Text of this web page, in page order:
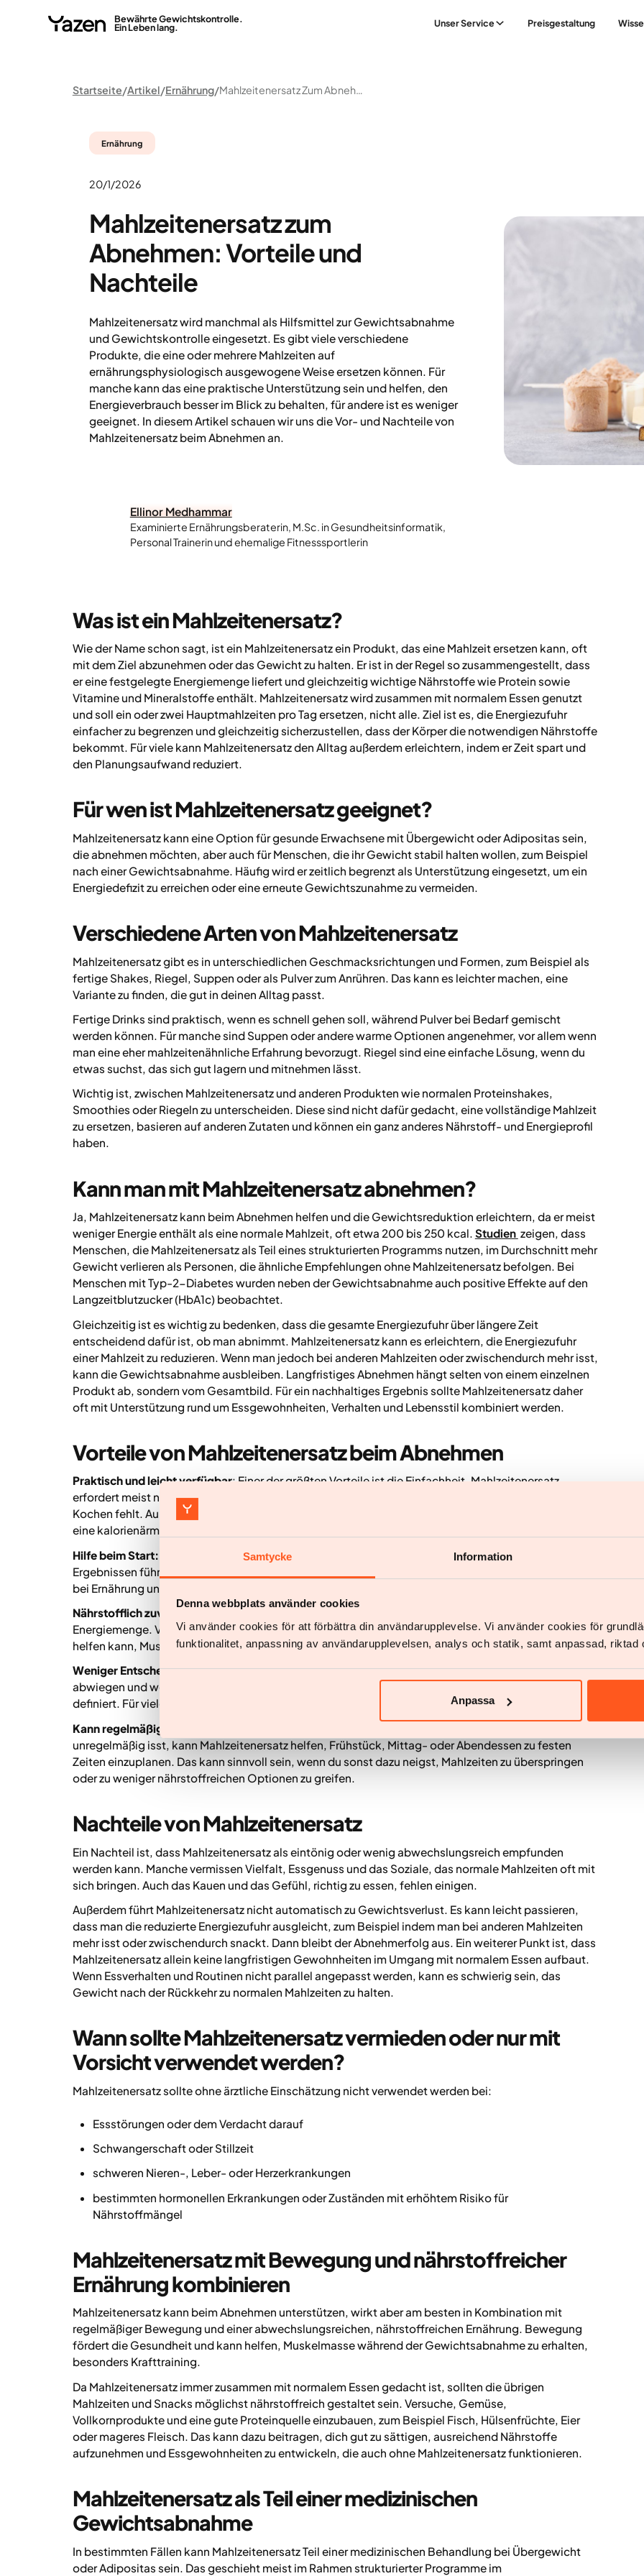
Samtycke Information
Denna webbplats använder cookies
Vi använder cookies för att förbättra din användarupplevelse. Vi använder cookies för
funktionalitet, anpassning av användarupplevelsen, analys och statik, samt anpassad, riktad
Anpassa
Bewährte Gewichtskontrolle.
Ein Leben lang. Unser Service Preisgestaltung
Startseite Artikel Ernährung Mahlzeitenersatz Zum Abnehmen: Vorteile Und Nachteile
Ernährung
20/1/2026
Mahlzeitenersatz zum
Abnehmen: Vorteile und
Nachteile
Mahlzeitenersatz wird manchmal als Hilfsmittel zur Gewichtsabnahme
und Gewichtskontrolle eingesetzt. Es gibt viele verschiedene
Produkte, die eine oder mehrere Mahlzeiten auf
ernährungsphysiologisch ausgewogene Weise ersetzen können. Für
manche kann das eine praktische Unterstützung sein und helfen, den
Energieverbrauch besser im Blick zu behalten, für andere ist es weniger
geeignet. In diesem Artikel schauen wir uns die Vor- und Nachteile von
Mahlzeitenersatz beim Abnehmen an.
Ellinor Medhammar
Examinierte Ernährungsberaterin, M.Sc. in Gesundheitsinformatik,
Personal Trainerin und ehemalige Fitnesssportlerin
Was ist ein Mahlzeitenersatz?
Wie der Name schon sagt, ist ein Mahlzeitenersatz ein Produkt, das eine Mahlzeit ersetzen kann, oft
mit dem Ziel abzunehmen oder das Gewicht zu halten. Er ist in der Regel so zusammengestellt, dass
er eine festgelegte Energiemenge liefert und gleichzeitig wichtige Nährstoffe wie Protein sowie
Vitamine und Mineralstoffe enthält. Mahlzeitenersatz wird zusammen mit normalem Essen genutzt
und soll ein oder zwei Hauptmahlzeiten pro Tag ersetzen, nicht alle. Ziel ist es, die Energiezufuhr
einfacher zu begrenzen und gleichzeitig sicherzustellen, dass der Körper die notwendigen Nährstoffe
bekommt. Für viele kann Mahlzeitenersatz den Alltag außerdem erleichtern, indem er Zeit spart und
den Planungsaufwand reduziert.
Für wen ist Mahlzeitenersatz geeignet?
Mahlzeitenersatz kann eine Option für gesunde Erwachsene mit Übergewicht oder Adipositas sein,
die abnehmen möchten, aber auch für Menschen, die ihr Gewicht stabil halten wollen, zum Beispiel
nach einer Gewichtsabnahme. Häufig wird er zeitlich begrenzt als Unterstützung eingesetzt, um ein
Energiedefizit zu erreichen oder eine erneute Gewichtszunahme zu vermeiden.
Verschiedene Arten von Mahlzeitenersatz
Mahlzeitenersatz gibt es in unterschiedlichen Geschmacksrichtungen und Formen, zum Beispiel als
fertige Shakes, Riegel, Suppen oder als Pulver zum Anrühren. Das kann es leichter machen, eine
Variante zu finden, die gut in deinen Alltag passt.
Fertige Drinks sind praktisch, wenn es schnell gehen soll, während Pulver bei Bedarf gemischt
werden können. Für manche sind Suppen oder andere warme Optionen angenehmer, vor allem wenn
man eine eher mahlzeitenähnliche Erfahrung bevorzugt. Riegel sind eine einfache Lösung, wenn du
etwas suchst, das sich gut lagern und mitnehmen lässt.
Wichtig ist, zwischen Mahlzeitenersatz und anderen Produkten wie normalen Proteinshakes,
Smoothies oder Riegeln zu unterscheiden. Diese sind nicht dafür gedacht, eine vollständige Mahlzeit
zu ersetzen, basieren auf anderen Zutaten und können ein ganz anderes Nährstoff- und Energieprofil
haben.
Kann man mit Mahlzeitenersatz abnehmen?
Ja, Mahlzeitenersatz kann beim Abnehmen helfen und die Gewichtsreduktion erleichtern, da er meist
weniger Energie enthält als eine normale Mahlzeit, oft etwa 200 bis 250 kcal. Studien zeigen, dass
Menschen, die Mahlzeitenersatz als Teil eines strukturierten Programms nutzen, im Durchschnitt mehr
Gewicht verlieren als Personen, die ähnliche Empfehlungen ohne Mahlzeitenersatz befolgen. Bei
Menschen mit Typ-2-Diabetes wurden neben der Gewichtsabnahme auch positive Effekte auf den
Langzeitblutzucker (HbA1c) beobachtet.
Gleichzeitig ist es wichtig zu bedenken, dass die gesamte Energiezufuhr über längere Zeit
entscheidend dafür ist, ob man abnimmt. Mahlzeitenersatz kann es erleichtern, die Energiezufuhr
einer Mahlzeit zu reduzieren. Wenn man jedoch bei anderen Mahlzeiten oder zwischendurch mehr isst,
kann die Gewichtsabnahme ausbleiben. Langfristiges Abnehmen hängt selten von einem einzelnen
Produkt ab, sondern vom Gesamtbild. Für ein nachhaltiges Ergebnis sollte Mahlzeitenersatz daher
oft mit Unterstützung rund um Essgewohnheiten, Verhalten und Lebensstil kombiniert werden.
Vorteile von Mahlzeitenersatz beim Abnehmen
Praktisch und leicht verfügbar: Einer der größten Vorteile ist die Einfachheit. Mahlzeitenersatz
erfordert meist nur minimale Vorbereitung. Das kann helfen, wenn dir Zeit für Planung, Einkaufen und
Kochen fehlt. Außerdem lässt er sich gut mitnehmen und ist praktisch, wenn du unterwegs schnell
eine kalorienärmere Mahlzeit brauchst.
Hilfe beim Start: Für manche ist Mahlzeitenersatz ein guter Einstieg und kann zu schnelleren ersten
Ergebnissen führen. Das kann die Motivation steigern und Energie geben, um weitere Veränderungen
bei Ernährung und Lebensstil anzugehen.
Nährstofflich zuverlässig
Ein Mahlzeitenersatz liefert alle wichtigen Nährstoffe bei begrenzter
Energiemenge. Viele Produkte enthalten zudem relativ viel Protein, was zur Sättigung beitragen und
helfen kann, Muskelmasse während der Gewichtsabnahme zu erhalten.
Weniger Entscheidungsstress rund ums Essen:Du musst keine Kalorien zählen, keine Portionen
abwiegen und weniger Entscheidungen treffen. Die Portion ist festgelegt und der Energiegehalt klar
definiert. Für viele macht das es leichter, dran zu bleiben, vor allem in stressigen Phasen.
Kann regelmäßige Mahlzeiten unterstützen
unregelmäßig isst, kann Mahlzeitenersatz helfen, Frühstück, Mittag- oder Abendessen zu festen
Zeiten einzuplanen. Das kann sinnvoll sein, wenn du sonst dazu neigst, Mahlzeiten zu überspringen
oder zu weniger nährstoffreichen Optionen zu greifen.
Nachteile von Mahlzeitenersatz
Ein Nachteil ist, dass Mahlzeitenersatz als eintönig oder wenig abwechslungsreich empfunden
werden kann. Manche vermissen Vielfalt, Essgenuss und das Soziale, das normale Mahlzeiten oft mit
sich bringen. Auch das Kauen und das Gefühl, richtig zu essen, fehlen einigen.
Außerdem führt Mahlzeitenersatz nicht automatisch zu Gewichtsverlust. Es kann leicht passieren,
dass man die reduzierte Energiezufuhr ausgleicht, zum Beispiel indem man bei anderen Mahlzeiten
mehr isst oder zwischendurch snackt. Dann bleibt der Abnehmerfolg aus. Ein weiterer Punkt ist, dass
Mahlzeitenersatz allein keine langfristigen Gewohnheiten im Umgang mit normalem Essen aufbaut.
Wenn Essverhalten und Routinen nicht parallel angepasst werden, kann es schwierig sein, das
Gewicht nach der Rückkehr zu normalen Mahlzeiten zu halten.
Wann sollte Mahlzeitenersatz vermieden oder nur mit
Vorsicht verwendet werden?
Mahlzeitenersatz sollte ohne ärztliche Einschätzung nicht verwendet werden bei:
Essstörungen oder dem Verdacht darauf
Schwangerschaft oder Stillzeit
schweren Nieren-, Leber- oder Herzerkrankungen
bestimmten hormonellen Erkrankungen oder Zuständen mit erhöhtem Risiko für
Nährstoffmängel
Mahlzeitenersatz mit Bewegung und nährstoffreicher
Ernährung kombinieren
Mahlzeitenersatz kann beim Abnehmen unterstützen, wirkt aber am besten in Kombination mit
regelmäßiger Bewegung und einer abwechslungsreichen, nährstoffreichen Ernährung. Bewegung
fördert die Gesundheit und kann helfen, Muskelmasse während der Gewichtsabnahme zu erhalten,
besonders Krafttraining.
Da Mahlzeitenersatz immer zusammen mit normalem Essen gedacht ist, sollten die übrigen
Mahlzeiten und Snacks möglichst nährstoffreich gestaltet sein. Versuche, Gemüse,
Vollkornprodukte und eine gute Proteinquelle einzubauen, zum Beispiel Fisch, Hülsenfrüchte, Eier
oder mageres Fleisch. Das kann dazu beitragen, dich gut zu sättigen, ausreichend Nährstoffe
aufzunehmen und Essgewohnheiten zu entwickeln, die auch ohne Mahlzeitenersatz funktionieren.
Mahlzeitenersatz als Teil einer medizinischen
Gewichtsabnahme
In bestimmten Fällen kann Mahlzeitenersatz Teil einer medizinischen Behandlung bei Übergewicht
oder Adipositas sein. Das geschieht meist im Rahmen strukturierter Programme im